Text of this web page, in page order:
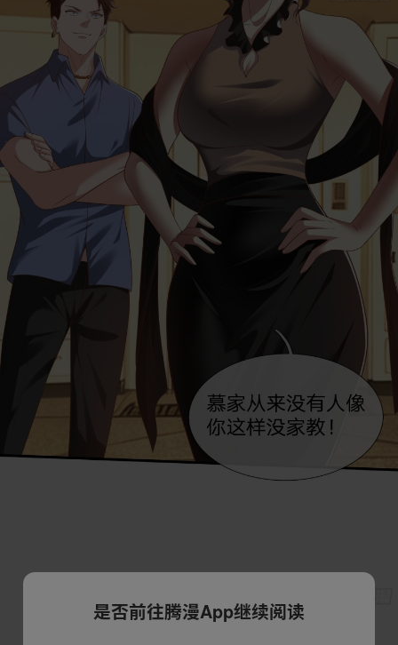
是否前往腾漫App继续阅读